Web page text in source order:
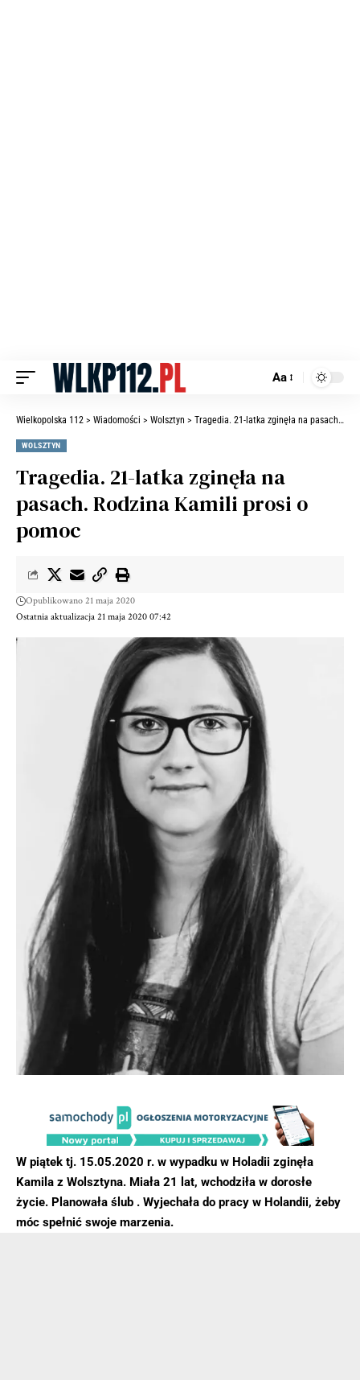
Aa
Wielkopolska 112 > Wiadomości > Wolsztyn > Tragedia. 21-latka zginęła na pasach. Rodzina Kamili prosi o pomoc
WOLSZTYN
Tragedia. 21-latka zginęła na
pasach. Rodzina Kamili prosi o
pomoc
Ostatnia aktualizacja 21 maja 2020 07:42
Opublikowano 21 maja 2020
W piątek tj. 15.05.2020 r. w wypadku w Holadii zginęła
Kamila z Wolsztyna. Miała 21 lat, wchodziła w dorosłe
życie. Planowała ślub . Wyjechała do pracy w Holandii, żeby
móc spełnić swoje marzenia.